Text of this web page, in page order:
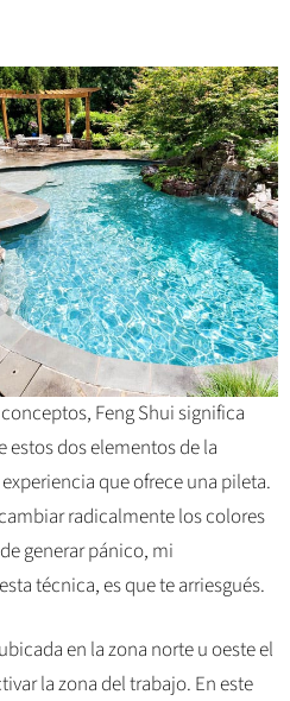
Feng Shui significa
estos dos elementos de la
que ofrece una pileta.
radicalmente los colores
generar pánico, mi
técnica, es que te arriesgués.
en la zona norte u oeste el
la zona del trabajo. En este